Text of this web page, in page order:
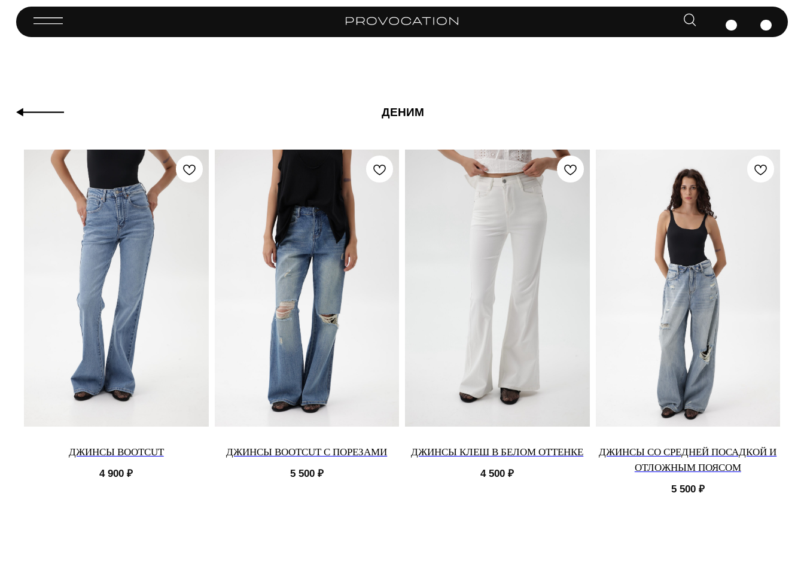
ДЕНИМ
ДЖИНСЫ BOOTCUT
4 900 ₽
ДЖИНСЫ BOOTCUT С ПОРЕЗАМИ
5 500 ₽
ДЖИНСЫ КЛЕШ В БЕЛОМ ОТТЕНКЕ
4 500 ₽
ДЖИНСЫ СО СРЕДНЕЙ ПОСАДКОЙ И
ОТЛОЖНЫМ ПОЯСОМ
5 500 ₽